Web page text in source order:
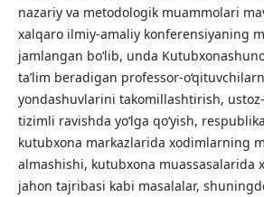
nazariy va metodologik muammolari
xalqaro ilmiy-amaliy konferensiyaning
jamlangan bo‘lib, unda
ta’lim beradigan professor-
yondashuvlarini takomillashtirish,
tizimli ravishda yo‘lga qo‘yish,
kutubxona markazlarida xodimlarning
almashishi, kutubxona muassasalarida
jahon tajribasi kabi masalalar,